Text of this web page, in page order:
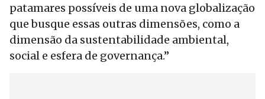
patamares possíveis de uma nova globalização
que busque essas outras dimensões, como a
dimensão da sustentabilidade ambiental,
social e esfera de governança.”